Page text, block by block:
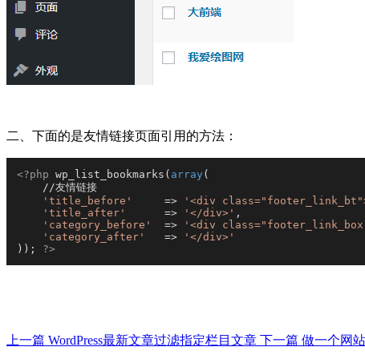
二、下面的是友情链接页面引用的方法：
<?php wp_list_bookmarks ( array (
    //友情链接
'title_before'
     =>
'<div
'title_after'
      =>
'</div>' ,
'category_before'
  =>
'<div
'category_after'
   =>
'</div>'
)); ?>
上一篇 WordPress最新文章过滤指定栏目文章 下一篇 做一个网